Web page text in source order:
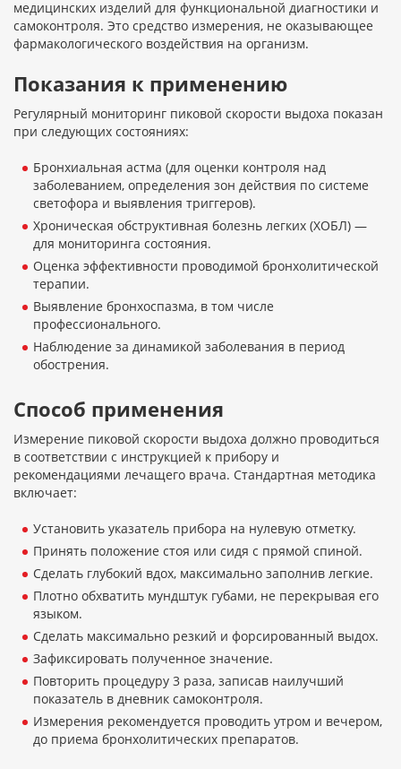
медицинских изделий для функциональной диагностики и
самоконтроля. Это средство измерения, не оказывающее
фармакологического воздействия на организм.
Показания к применению
Регулярный мониторинг пиковой скорости выдоха показан
при следующих состояниях:
Бронхиальная астма (для оценки контроля над
заболеванием, определения зон действия по системе
светофора и выявления триггеров).
Хроническая обструктивная болезнь легких (ХОБЛ) —
для мониторинга состояния.
Оценка эффективности проводимой бронхолитической
терапии.
Выявление бронхоспазма, в том числе
профессионального.
Наблюдение за динамикой заболевания в период
обострения.
Способ применения
Измерение пиковой скорости выдоха должно проводиться
в соответствии с инструкцией к прибору и
рекомендациями лечащего врача. Стандартная методика
включает:
Установить указатель прибора на нулевую отметку.
Принять положение стоя или сидя с прямой спиной.
Сделать глубокий вдох, максимально заполнив легкие.
Плотно обхватить мундштук губами, не перекрывая его
языком.
Сделать максимально резкий и форсированный выдох.
Зафиксировать полученное значение.
Повторить процедуру 3 раза, записав наилучший
показатель в дневник самоконтроля.
Измерения рекомендуется проводить утром и вечером,
до приема бронхолитических препаратов.